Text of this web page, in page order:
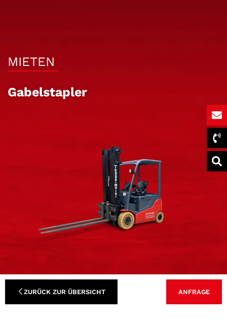
MIETEN
Gabelstapler
ZURÜCK ZUR ÜBERSICHT ANFRAGE